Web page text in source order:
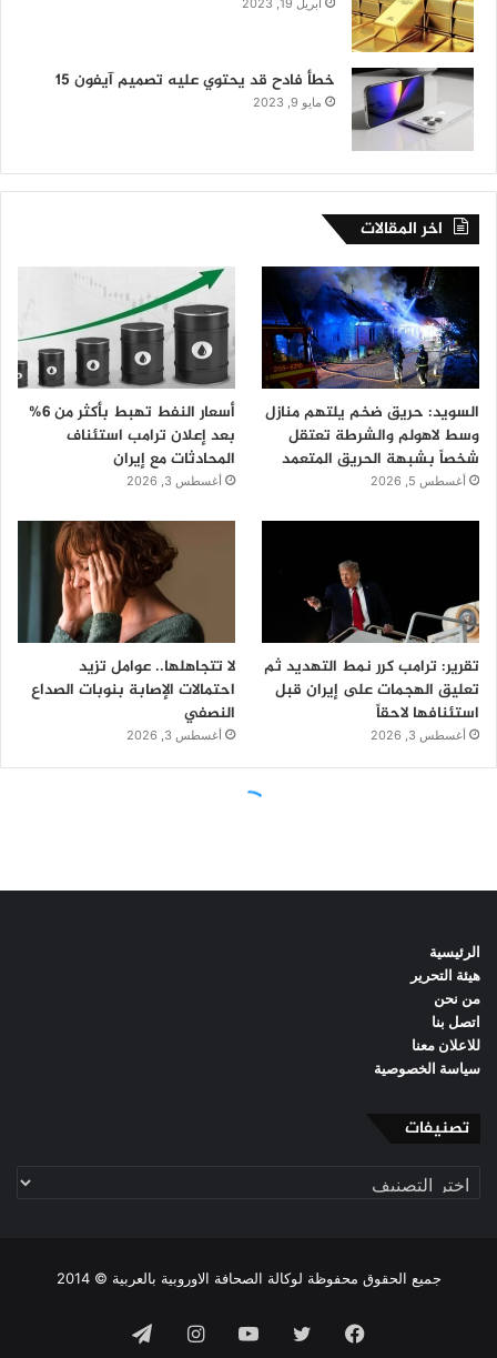
الرئيسية
هيئة التحرير
من نحن
اتصل بنا
للاعلان معنا
سياسة الخصوصية
تصنيفات
تصنيفات
جميع الحقوق محفوظة لوكالة الصحافة الاوروبية بالعربية © 2014
فيسبوك تويتر يوتيوبانستقرامتيلقرام